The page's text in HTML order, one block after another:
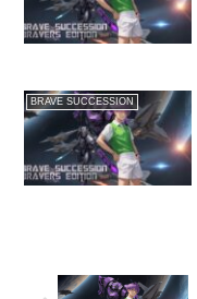
BRAVE SUCCESSION